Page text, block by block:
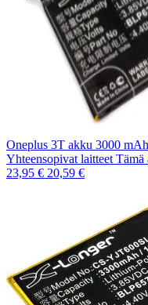
Oneplus 3T akku 3000 mAh
Yhteensopivat laitteet
23,95 € 20,59 €